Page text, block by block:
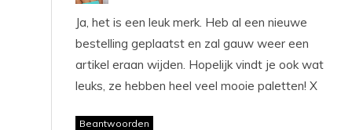
Ja, het is een leuk merk. Heb al een nieuwe
bestelling geplaatst en zal gauw weer een
artikel eraan wijden. Hopelijk vindt je ook wat
leuks, ze hebben heel veel mooie paletten! X
Beantwoorden